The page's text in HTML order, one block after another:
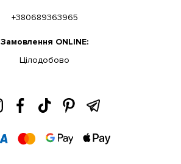
+380689363965
Замовлення ONLINE:
Цілодобово